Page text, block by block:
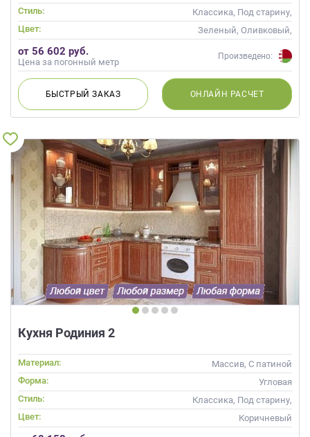
Стиль:
Классика, Под старину,
Прованс
Цвет:
Зеленый, Оливковый,
Салатовый, Мятный
от 56 602 руб.
Цена за погонный метр
Произведено:
БЫСТРЫЙЗАКАЗ ОНЛАЙН РАСЧЕТ
Кухня Родиния 2
Материал:
Массив, С патиной
Форма:
Угловая
Стиль:
Классика, Под старину,
Прованс
Цвет: Коричневый